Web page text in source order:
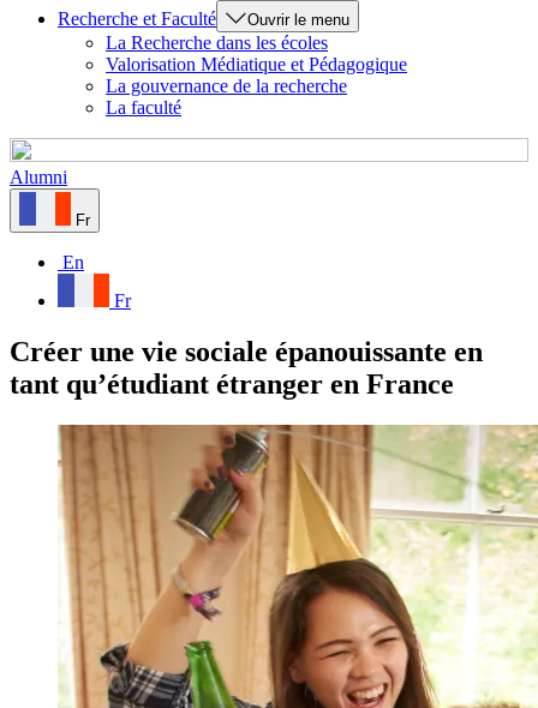
Recherche et Faculté
Ouvrir le menu
La Recherche dans les écoles
Valorisation Médiatique et Pédagogique
La gouvernance de la recherche
La faculté
Alumni
Fr
En
Fr
Créer une vie sociale épanouissante en
tant qu’étudiant étranger en France